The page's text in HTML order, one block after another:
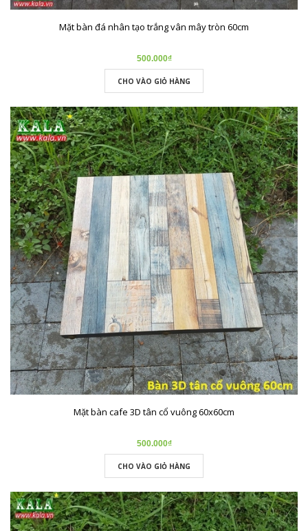
Mặt bàn đá nhân tạo trắng vân mây tròn 60cm
500.000₫
CHO VÀO GIỎ HÀNG
Mặt bàn cafe 3D tân cổ vuông 60x60cm
500.000₫
CHO VÀO GIỎ HÀNG